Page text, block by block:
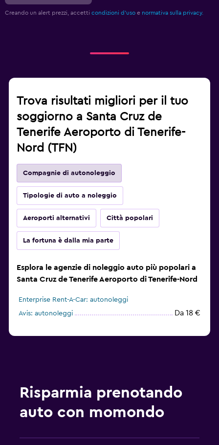
Creando un alert prezzi, accetti condizioni d'uso e normativa sulla privacy.
Trova risultati migliori per il tuo
soggiorno a Santa Cruz de
Tenerife Aeroporto di Tenerife-
Nord (TFN)
Compagnie di autonoleggio
Tipologie di auto a noleggio
Aeroporti alternativi Città popolari
La fortuna è dalla mia parte
Esplora le agenzie di noleggio auto più popolari a
Santa Cruz de Tenerife Aeroporto di Tenerife-Nord
Enterprise Rent-A-Car: autonoleggi
Avis: autonoleggi
Da 18 €
Risparmia prenotando
auto con momondo